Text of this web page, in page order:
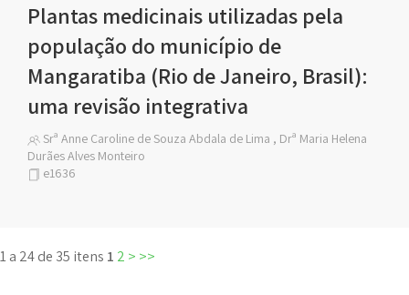
Plantas medicinais utilizadas pela
população do município de
Mangaratiba (Rio de Janeiro, Brasil):
uma revisão integrativa
Srª Anne Caroline de Souza Abdala de Lima , Drª Maria Helena
Durães Alves Monteiro
e1636
1 a 24 de 35 itens 1 2 > >>